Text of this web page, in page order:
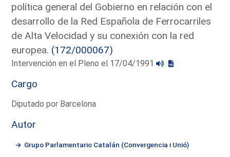
política general del Gobierno en relación con el
desarrollo de la Red Española de Ferrocarriles
de Alta Velocidad y su conexión con la red
europea. (172/000067)
Intervención en el Pleno el 17/04/1991
Cargo
Diputado por Barcelona
Autor
Grupo Parlamentario Catalán (Convergencia i Unió)